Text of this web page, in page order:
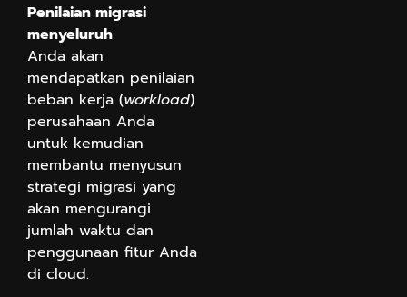
Penilaian migrasi
menyeluruh
Anda akan
mendapatkan penilaian
beban kerja (workload)
perusahaan Anda
untuk kemudian
membantu menyusun
strategi migrasi yang
akan mengurangi
jumlah waktu dan
penggunaan fitur Anda
di cloud.